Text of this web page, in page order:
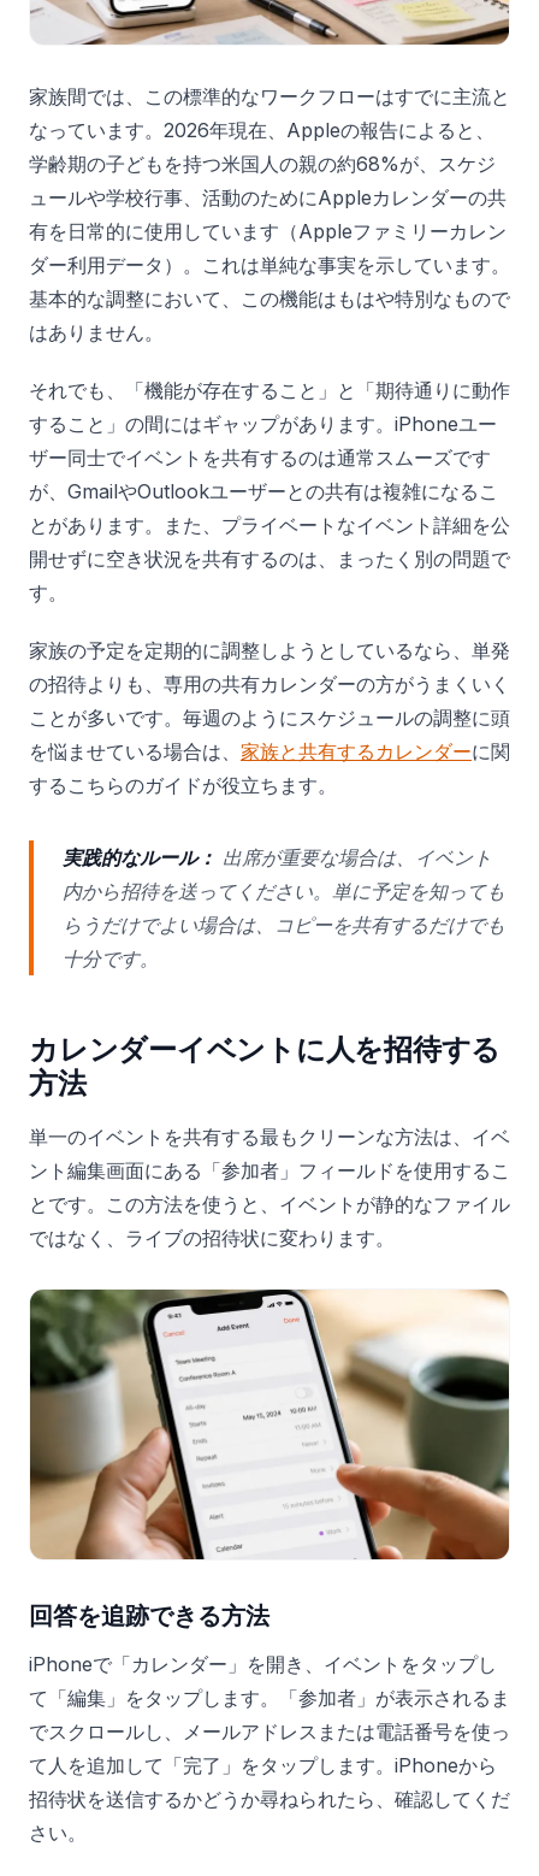
家族間では、この標準的なワークフローはすでに主流と
なっています。2026年現在、Appleの報告によると、
学齢期の子どもを持つ米国人の親の約68%が、スケジ
ュールや学校行事、活動のためにAppleカレンダーの共
有を日常的に使用しています（Appleファミリーカレン
ダー利用データ）。これは単純な事実を示しています。
基本的な調整において、この機能はもはや特別なもので
はありません。
それでも、「機能が存在すること」と「期待通りに動作
すること」の間にはギャップがあります。iPhoneユー
ザー同士でイベントを共有するのは通常スムーズです
が、GmailやOutlookユーザーとの共有は複雑になるこ
とがあります。また、プライベートなイベント詳細を公
開せずに空き状況を共有するのは、まったく別の問題で
す。
家族の予定を定期的に調整しようとしているなら、単発
の招待よりも、専用の共有カレンダーの方がうまくいく
ことが多いです。毎週のようにスケジュールの調整に頭
を悩ませている場合は、 家族と共有するカレンダーに関
するこちらのガイドが役立ちます。
実践的なルール： 出席が重要な場合は、イベント
内から招待を送ってください。単に予定を知っても
らうだけでよい場合は、コピーを共有するだけでも
十分です。
カレンダーイベントに人を招待する
方法
単一のイベントを共有する最もクリーンな方法は、イベ
ント編集画面にある「参加者」フィールドを使用するこ
とです。この方法を使うと、イベントが静的なファイル
ではなく、ライブの招待状に変わります。
回答を追跡できる方法
iPhoneで「カレンダー」を開き、イベントをタップし
て「編集」をタップします。「参加者」が表示されるま
でスクロールし、メールアドレスまたは電話番号を使っ
て人を追加して「完了」をタップします。iPhoneから
招待状を送信するかどうか尋ねられたら、確認してくだ
さい。